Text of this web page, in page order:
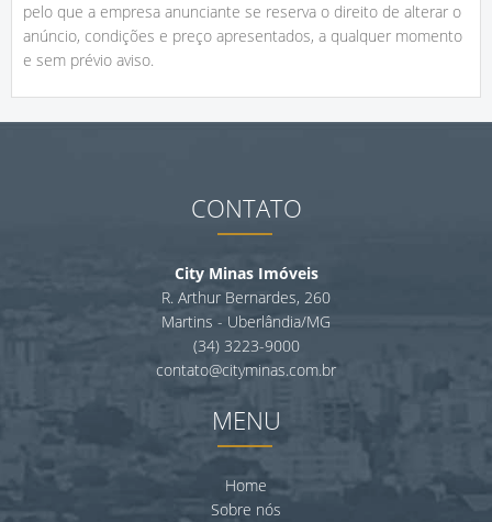
pelo que a empresa anunciante se reserva o direito de alterar o
anúncio, condições e preço apresentados, a qualquer momento
e sem prévio aviso.
CONTATO
City Minas Imóveis
R. Arthur Bernardes, 260
Martins - Uberlândia/MG
(34) 3223-9000
contato@cityminas.com.br
MENU
Home
Sobre nós